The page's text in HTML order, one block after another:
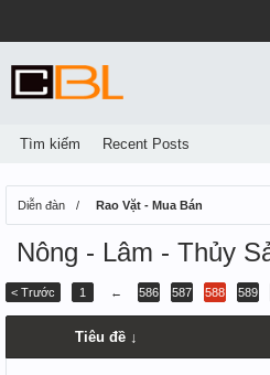
Diễn đàn Rao Vặt - Mua Bán
Nông - Lâm - Thủy
< Trước 1 ← 586 587 588 589
Tiêu đề ↓
Tìm kiếm Recent Posts